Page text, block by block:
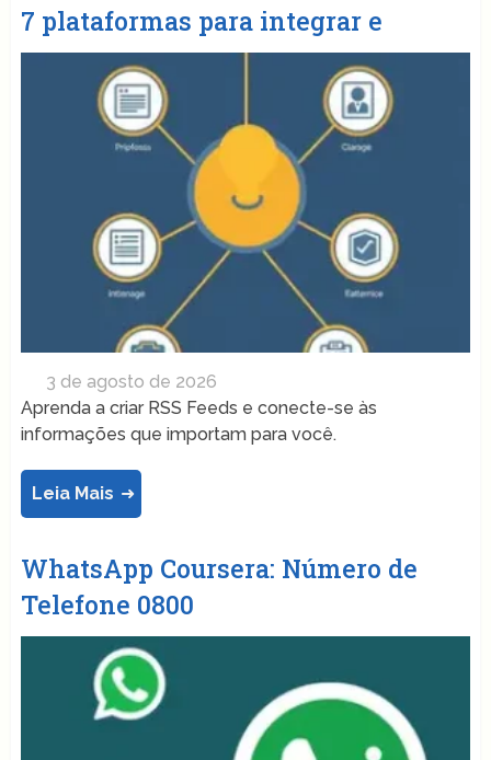
7 plataformas para integrar e
3 de agosto de 2026
Aprenda a criar RSS Feeds e conecte-se às
informações que importam para você.
Leia Mais
WhatsApp Coursera: Número de
Telefone 0800